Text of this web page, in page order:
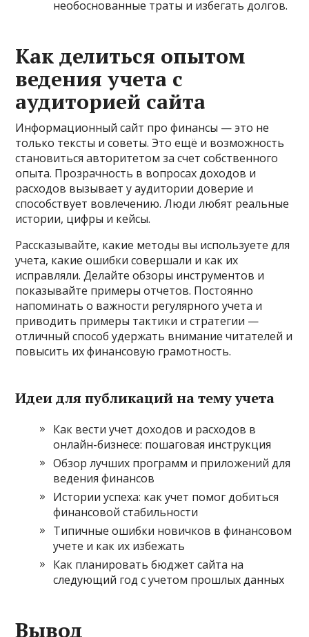
необоснованные траты и избегать долгов.
Как делиться опытом
ведения учета с
аудиторией сайта
Информационный сайт про финансы — это не
только тексты и советы. Это ещё и возможность
становиться авторитетом за счет собственного
опыта. Прозрачность в вопросах доходов и
расходов вызывает у аудитории доверие и
способствует вовлечению. Люди любят реальные
истории, цифры и кейсы.
Рассказывайте, какие методы вы используете для
учета, какие ошибки совершали и как их
исправляли. Делайте обзоры инструментов и
показывайте примеры отчетов. Постоянно
напоминать о важности регулярного учета и
приводить примеры тактики и стратегии —
отличный способ удержать внимание читателей и
повысить их финансовую грамотность.
Идеи для публикаций на тему учета
Как вести учет доходов и расходов в
онлайн-бизнесе: пошаговая инструкция
Обзор лучших программ и приложений для
ведения финансов
Истории успеха: как учет помог добиться
финансовой стабильности
Типичные ошибки новичков в финансовом
учете и как их избежать
Как планировать бюджет сайта на
следующий год с учетом прошлых данных
Вывод